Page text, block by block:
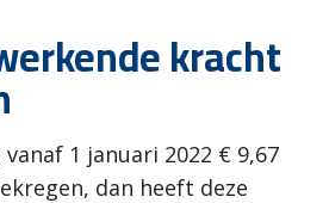
kracht
1 januari 2022 € 9,67
dan heeft deze